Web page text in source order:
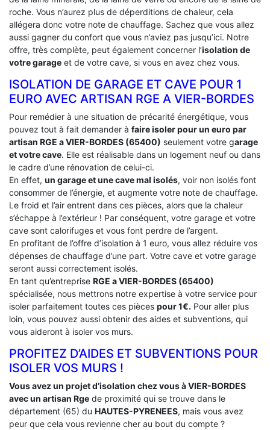
roche. Vous n’aurez plus de déperditions de chaleur, cela
allégera donc votre note de chauffage. Sachez que vous allez
aussi gagner du confort que vous n’aviez pas jusqu’ici. Notre
offre, très complète, peut également concerner l’isolation de
votre garage et de votre cave, si vous en avez chez vous.
ISOLATION DE GARAGE ET CAVE POUR 1
EURO AVEC ARTISAN RGE A VIER-BORDES
Pour remédier à une situation de précarité énergétique, vous
pouvez tout à fait demander à faire isoler pour un euro par
artisan RGE a VIER-BORDES (65400) seulement votre garage
et votre cave. Elle est réalisable dans un logement neuf ou dans
le cadre d’une rénovation de celui-ci.
En effet, un garage et une cave mal isolés, voir non isolés font
consommer de l’énergie, et augmente votre note de chauffage.
Le froid et l’air entrent dans ces pièces, alors que la chaleur
s’échappe à l’extérieur ! Par conséquent, votre garage et votre
cave sont calorifuges et vous font perdre de l’argent.
En profitant de l’offre d’isolation à 1 euro, vous allez réduire vos
dépenses de chauffage d’une part. Votre cave et votre garage
seront aussi correctement isolés.
En tant qu’entreprise RGE a VIER-BORDES (65400)
spécialisée, nous mettrons notre expertise à votre service pour
isoler parfaitement toutes ces pièces pour 1€. Pour aller plus
loin, vous pouvez aussi obtenir des aides et subventions, qui
vous aideront à isoler vos murs.
PROFITEZ D’AIDES ET SUBVENTIONS POUR
ISOLER VOS MURS !
Vous avez un projet d’isolation chez vous à VIER-BORDES
avec un artisan Rge de proximité qui se trouve dans le
département (65) du HAUTES-PYRENEES, mais vous avez
peur que cela vous revienne cher au bout du compte ?